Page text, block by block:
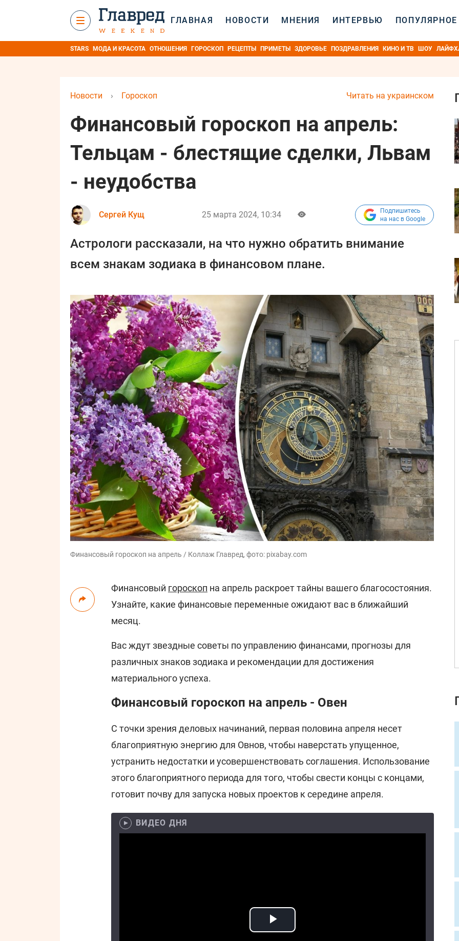
ГЛАВНАЯ НОВОСТИ МНЕНИЯ ИНТЕРВЬЮ ПОПУЛЯРНОЕ
STARS МОДА И КРАСОТА ОТНОШЕНИЯ ГОРОСКОП РЕЦЕПТЫ ПРИМЕТЫ ЗДОРОВЬЕ ПОЗДРАВЛЕНИЯ КИНО И ТВ ШОУ
Читать на украинском
Новости › Гороскоп
Финансовый гороскоп на апрель:
Тельцам - блестящие сделки, Львам
- неудобства
Сергей Кущ 25 марта 2024, 10:34
Подпишитесь
на нас в Google
Астрологи рассказали, на что нужно обратить внимание
всем знакам зодиака в финансовом плане.
Финансовый гороскоп на апрель / Коллаж Главред, фото: pixabay.com
Финансовый гороскоп на апрель раскроет тайны вашего благосостояния.
Узнайте, какие финансовые переменные ожидают вас в ближайший
месяц.
Вас ждут звездные советы по управлению финансами, прогнозы для
различных знаков зодиака и рекомендации для достижения
материального успеха.
Финансовый гороскоп на апрель - Овен
С точки зрения деловых начинаний, первая половина апреля несет
благоприятную энергию для Овнов, чтобы наверстать упущенное,
устранить недостатки и усовершенствовать соглашения. Использование
этого благоприятного периода для того, чтобы свести концы с концами,
готовит почву для запуска новых проектов к середине апреля.
ВИДЕО ДНЯ